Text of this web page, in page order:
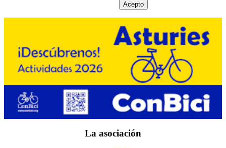
Acepto
La asociación